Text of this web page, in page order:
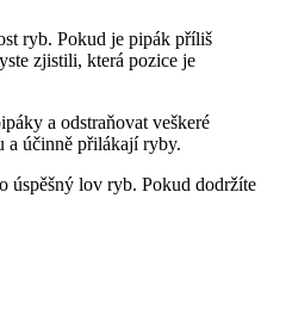
ryb. Pokud‍ je ‌pipák příliš
zjistili, která pozice⁢ je
a odstraňovat veškeré
a účinně‍ přilákají ryby.
úspěšný lov ryb. Pokud dodržíte